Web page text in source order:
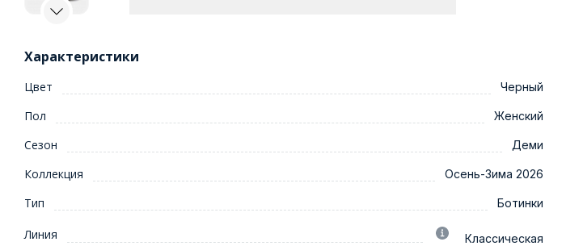
Характеристики
Цвет Черный
Пол Женский
Сезон Деми
Коллекция Осень-Зима 2026
Тип Ботинки
Линия Классическая